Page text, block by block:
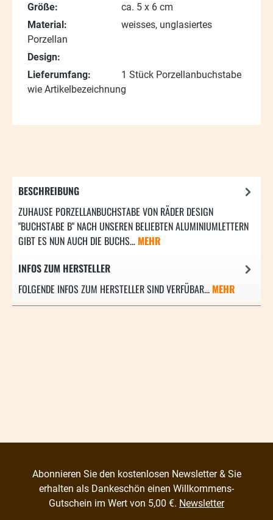
Größe:
ca. 5 x 6 cm
Material:
weisses, unglasiertes
Porzellan
Design:
Lieferumfang:
1 Stück Porzellanbuchstabe
wie Artikelbezeichnung
BESCHREIBUNG
ZUHAUSE PORZELLANBUCHSTABE VON RÄDER DESIGN
"BUCHSTABE B" NACH UNSEREN BELIEBTEN ALUMINIUMLETTERN
GIBT ES NUN AUCH DIE BUCHS… MEHR
INFOS ZUM HERSTELLER
FOLGENDE INFOS ZUM HERSTELLER SIND VERFÜBAR... MEHR
Abonnieren Sie den kostenlosen Newsletter & Sie
erhalten als Dankeschön einen Willkommens-
Gutschein im Wert von 5,00 €. Newsletter